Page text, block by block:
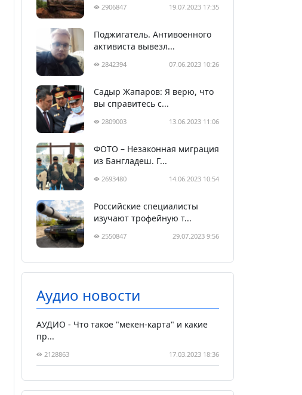
2906847 19.07.2023 17:35
Поджигатель. Антивоенного
активиста вывезл...
2842394 07.06.2023 10:26
Садыр Жапаров: Я верю, что
вы справитесь с...
2809003 13.06.2023 11:06
ФОТО – Незаконная миграция
из Бангладеш. Г...
2693480 14.06.2023 10:54
Российские специалисты
изучают трофейную т...
2550847 29.07.2023 9:56
Аудио новости
АУДИО - Что такое "мекен-карта" и какие
пр...
2128863 17.03.2023 18:36